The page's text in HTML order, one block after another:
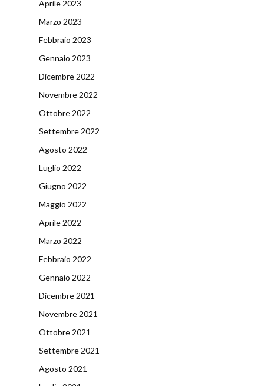
Aprile 2023
Marzo 2023
Febbraio 2023
Gennaio 2023
Dicembre 2022
Novembre 2022
Ottobre 2022
Settembre 2022
Agosto 2022
Luglio 2022
Giugno 2022
Maggio 2022
Aprile 2022
Marzo 2022
Febbraio 2022
Gennaio 2022
Dicembre 2021
Novembre 2021
Ottobre 2021
Settembre 2021
Agosto 2021